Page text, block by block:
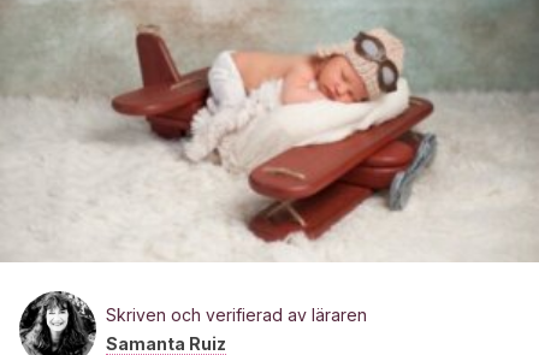
Skriven och verifierad av läraren
Samanta Ruiz